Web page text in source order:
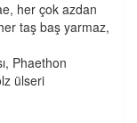
her çok azdan
taş baş yarmaz,
Phaethon
ülseri